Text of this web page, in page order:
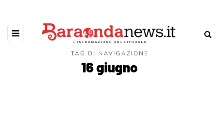
TAG DI NAVIGAZIONE
16 giugno